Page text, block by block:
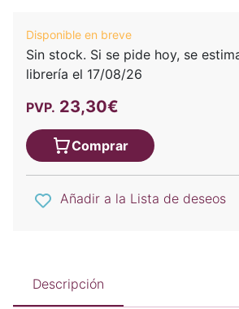
Disponible en breve
Sin stock. Si se pide hoy, se
librería el 17/08/26
PVP. 23,30€
Comprar
Añadir a la Lista de deseos
Descripción